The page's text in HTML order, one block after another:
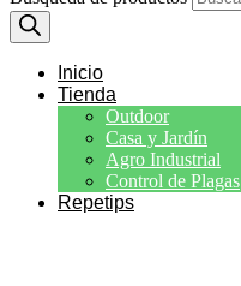
Inicio
Tienda
Outdoor
Casa y Jardín
Agro Industrial
Control de Plagas
Repetips